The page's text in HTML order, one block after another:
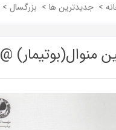
> جدیدترین ها > بزرگسال >
منوال(بوتیمار) @